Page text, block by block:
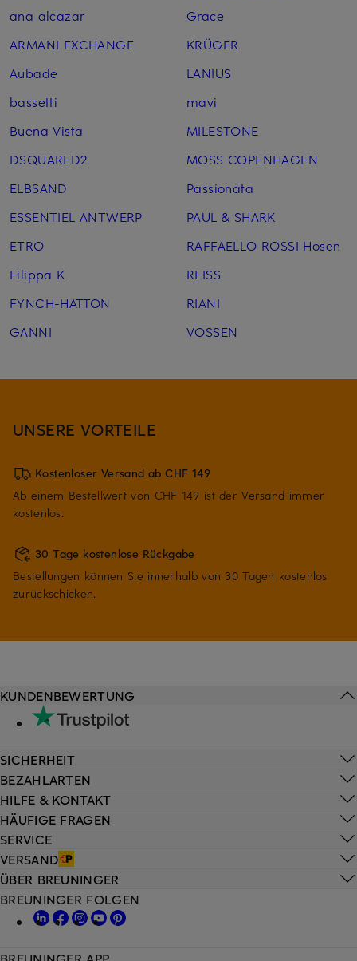
ana alcazar
ARMANI EXCHANGE
Aubade
bassetti
Buena Vista
DSQUARED2
ELBSAND
ESSENTIEL ANTWERP
ETRO
Filippa K
FYNCH-HATTON
GANNI
Grace
KRÜGER
LANIUS
mavi
MILESTONE
MOSS COPENHAGEN
Passionata
PAUL & SHARK
RAFFAELLO ROSSI Hosen
REISS
RIANI
VOSSEN
UNSERE VORTEILE
Kostenloser Versand ab CHF 149
Ab einem Bestellwert von CHF 149 ist der Versand immer
kostenlos.
30 Tage kostenlose Rückgabe
Bestellungen können Sie innerhalb von 30 Tagen kostenlos
zurückschicken.
HILFE & KONTAKT
HÄUFIGE FRAGEN
SERVICE
VERSAND
KUNDENBEWERTUNG
SICHERHEIT
BEZAHLARTEN
ÜBER BREUNINGER
BREUNINGER FOLGEN